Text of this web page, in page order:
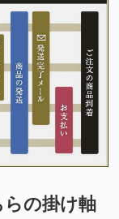
の掛け軸